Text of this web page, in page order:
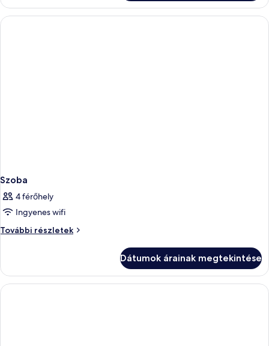
Szoba
4 férőhely
Ingyenes wifi
További részletek
Szoba
Dátumok árainak megtekintése